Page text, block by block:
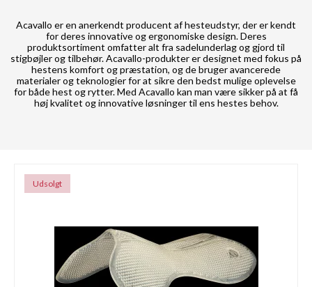
Acavallo er en anerkendt producent af hesteudstyr, der er kendt
for deres innovative og ergonomiske design. Deres
produktsortiment omfatter alt fra sadelunderlag og gjord til
stigbøjler og tilbehør. Acavallo-produkter er designet med fokus på
hestens komfort og præstation, og de bruger avancerede
materialer og teknologier for at sikre den bedst mulige oplevelse
for både hest og rytter. Med Acavallo kan man være sikker på at få
høj kvalitet og innovative løsninger til ens hestes behov.
Udsolgt